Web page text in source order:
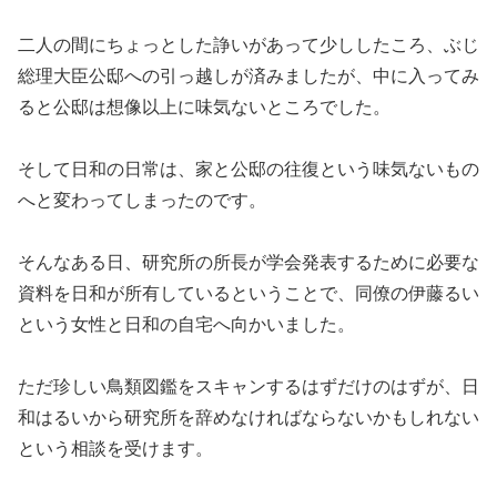
二人の間にちょっとした諍いがあって少ししたころ、ぶじ
総理大臣公邸への引っ越しが済みましたが、中に入ってみ
ると公邸は想像以上に味気ないところでした。
そして日和の日常は、家と公邸の往復という味気ないもの
へと変わってしまったのです。
そんなある日、研究所の所長が学会発表するために必要な
資料を日和が所有しているということで、同僚の伊藤るい
という女性と日和の自宅へ向かいました。
ただ珍しい鳥類図鑑をスキャンするはずだけのはずが、日
和はるいから研究所を辞めなければならないかもしれない
という相談を受けます。